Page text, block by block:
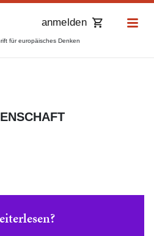
für europäisches Denken
anmelden